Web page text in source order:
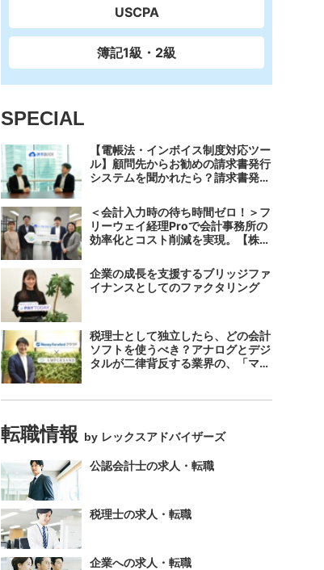
USCPA
簿記1級・2級
SPECIAL
【電帳法・インボイス制度対応ツー
ル】顧問先からお勧めの請求書発行
システムを聞かれたら？請求書発行
つのシステムで完結する 「請求
QUICK」の魅力に迫る
＜会計入力時の待ち時間ゼロ！＞フ
リーウェイ経理Proで会計事務所の
効率化とコスト削減を実現。【株式
郷税理士法人（経理宅配便事業
部）】
企業の成長を支援するブリッジファ
イナンスとしてのファクタリング
税理士として独立したら、どの会計
ソフトを使うべき？アナログとデジ
タルが二律背反する業界の、「マネ
転職情報 by レックスアドバイザーズ
公認会計士の求人・転職
税理士の求人・転職
企業への求人・転職